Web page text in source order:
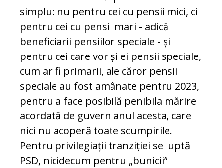
simplu: nu pentru cei cu pensii mici, ci
pentru cei cu pensii mari - adică
beneficiarii pensiilor speciale - și
pentru cei care vor și ei pensii speciale,
cum ar fi primarii, ale căror pensii
speciale au fost amânate pentru 2023,
pentru a face posibilă penibila mărire
acordată de guvern anul acesta, care
nici nu acoperă toate scumpirile.
Pentru privilegiații tranziției se luptă
PSD, nicidecum pentru „bunicii”